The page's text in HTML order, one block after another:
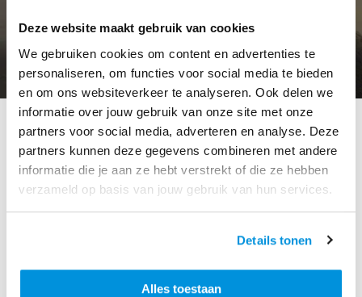
Deze website maakt gebruik van cookies
We gebruiken cookies om content en advertenties te
personaliseren, om functies voor social media te bieden
en om ons websiteverkeer te analyseren. Ook delen we
informatie over jouw gebruik van onze site met onze
partners voor social media, adverteren en analyse. Deze
partners kunnen deze gegevens combineren met andere
informatie die je aan ze hebt verstrekt of die ze hebben
verzameld op basis van jouw gebruik van hun services.
Details tonen
Alles toestaan
Diverse activiteiten
Sinds 2021 gebruikt Ballast Nedam op alle kantoor-
opgewekt uit eigen zonnepanelen en eigen